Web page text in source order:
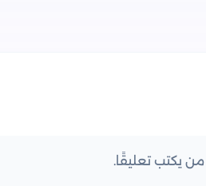
يكتب تعليقًا.